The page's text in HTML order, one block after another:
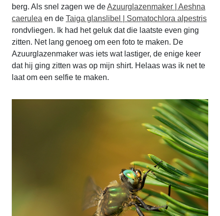
berg. Als snel zagen we deAzuurglazenmaker | Aeshna
caerulea en de Taiga glanslibel | Somatochlora alpestris
rondvliegen. Ik had het geluk dat die laatste even ging
zitten. Net lang genoeg om een foto te maken. De
Azuurglazenmaker was iets wat lastiger, de enige keer
dat hij ging zitten was op mijn shirt. Helaas was ik net te
laat om een selfie te maken.